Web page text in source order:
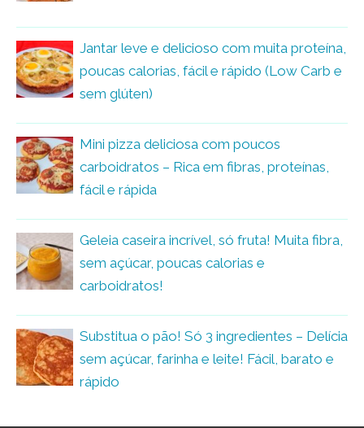
Jantar leve e delicioso com muita proteína,
poucas calorias, fácil e rápido (Low Carb e
sem glúten)
Mini pizza deliciosa com poucos
carboidratos – Rica em fibras, proteínas,
fácil e rápida
Geleia caseira incrível, só fruta! Muita fibra,
sem açúcar, poucas calorias e
carboidratos!
Substitua o pão! Só 3 ingredientes – Delícia
sem açúcar, farinha e leite! Fácil, barato e
rápido